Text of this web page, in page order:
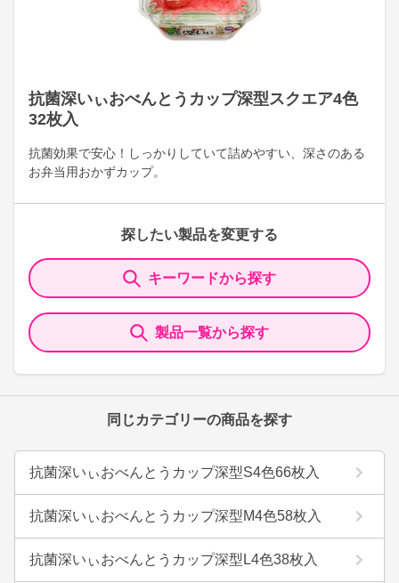
抗菌深いぃおべんとうカップ深型スクエア4色
32枚入
抗菌効果で安心！しっかりしていて詰めやすい、深さのある
お弁当用おかずカップ。
探したい製品を変更する
キーワードから探す
製品一覧から探す
同じカテゴリーの商品を探す
抗菌深いぃおべんとうカップ深型S4色66枚入
抗菌深いぃおべんとうカップ深型M4色58枚入
抗菌深いぃおべんとうカップ深型L4色38枚入